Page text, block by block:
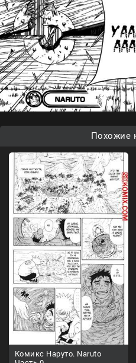
Похожие
Комикс Наруто. Naruto